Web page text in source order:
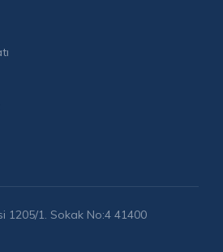
1205/1. Sokak No:4 41400